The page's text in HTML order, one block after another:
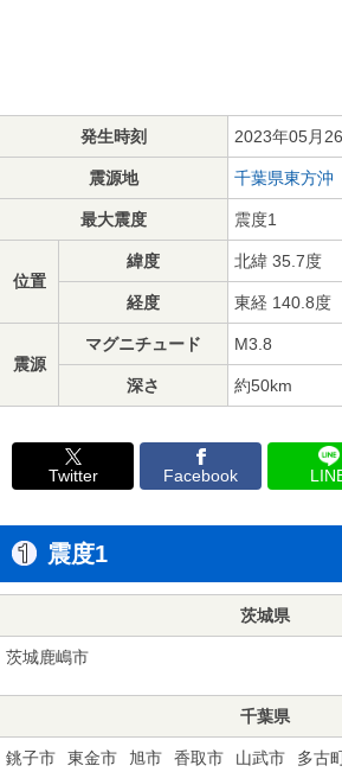
発生時刻 2023年05月
震源地 千葉県東方沖
最大震度 震度1
位置
緯度 北緯 35.7度
経度 東経 140.8度
震源
マグニチュード M3.8
深さ 約50km
Twitter Facebook
震度1
茨城県
茨城鹿嶋市
千葉県
銚子市 東金市 旭市 香取市 山武市 多古